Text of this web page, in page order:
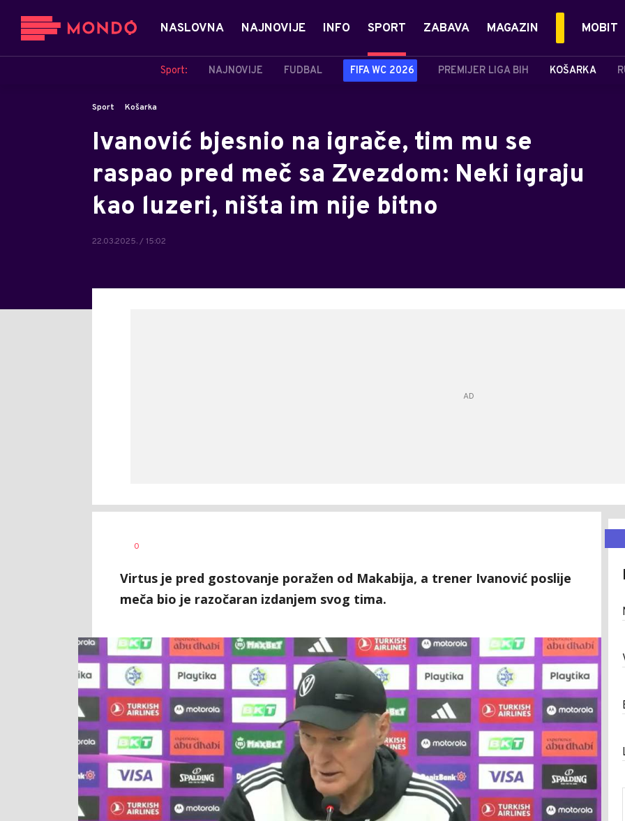
NASLOVNA NAJNOVIJE INFO SPORT
Sport: NAJNOVIJE FUDBAL FIFA WC 2026 PREMIJER LIGA BIH KOŠARKA
ZABAVA MAGAZIN MOBIT
Sport Košarka
Ivanović bjesnio na igrače, tim mu se
raspao pred meč sa Zvezdom: Neki igraju
kao luzeri, ništa im nije bitno
22.03.2025. / 15:02
AUTOR
0
Virtus je pred gostovanje poražen od Makabija, a trener Ivanović poslije
meča bio je razočaran izdanjem svog tima.